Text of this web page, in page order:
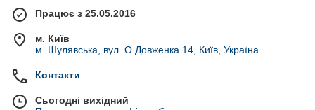
Працює з 25.05.2016
м. Київ
м. Шулявська, вул. О.Довженка 14, Київ, Україна
Контакти
Сьогодні вихідний